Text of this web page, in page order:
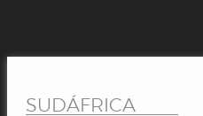
SUDÁFRICA